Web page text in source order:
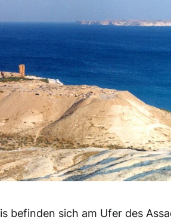
befinden sich am Ufer des